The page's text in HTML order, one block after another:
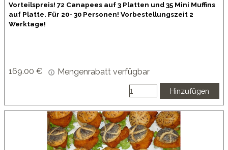
Vorteilspreis! 72 Canapees auf 3 Platten und 35 Mini Muffins
auf Platte. Für 20- 30 Personen! Vorbestellungszeit 2
Werktage!
169.00 € Mengenrabatt verfügbar
Hinzufügen